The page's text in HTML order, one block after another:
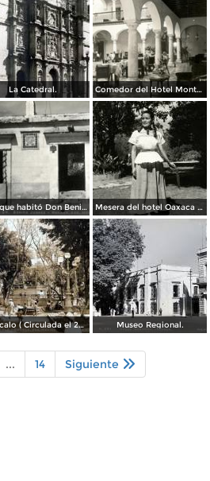
La Catedral. Comedor del Hotel Monte Albán
Casa que habitó Don Benito Juárez Mesera del hotel Oaxaca Courts vistiendo traje típico
El Zocalo ( Circulada el 23 de Julio de 1953 ). Museo Regional.
... 14 Siguiente